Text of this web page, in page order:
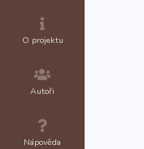
O projektu
Autoři
Nápověda